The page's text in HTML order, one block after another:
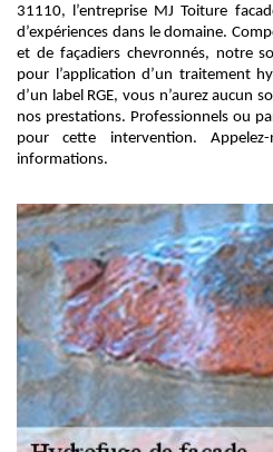
31110, l’entreprise MJ Toiture
d’expériences dans le domaine.
et de façadiers chevronnés, notre
pour l’application d’un traitement
d’un label RGE, vous n’aurez aucun
nos prestations. Professionnels ou
pour cette intervention.
informations.